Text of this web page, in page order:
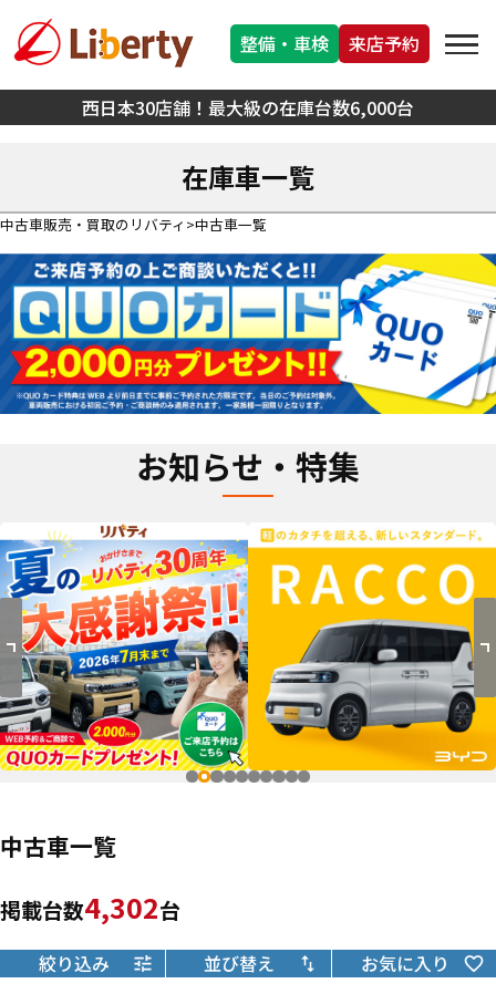
西日本30店舗！最大級の在庫台数6,000台
整備・車検 来店予約
在庫車一覧
中古車販売・買取のリバティ 中古車一覧
お知らせ・特集
中古車一覧
掲載台数4,302台
絞り込み 並び替え お気に入り